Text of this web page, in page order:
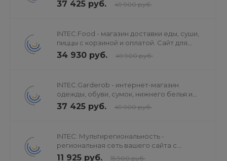
37 425 руб. 49 900 руб.
INTEC.Food - магазин доставки еды, суши,
пиццы с корзиной и оплатой. Сайт для
ресторанов и кафе
34 930 руб. 49 900 руб.
INTEC.Garderob - интернет-магазин
одежды, обуви, сумок, нижнего белья и
аксессуаров
37 425 руб. 49 900 руб.
INTEC: Мультирегиональность -
региональная сеть вашего сайта с
продвижением в поисковиках
11 925 руб. 15 900 руб.